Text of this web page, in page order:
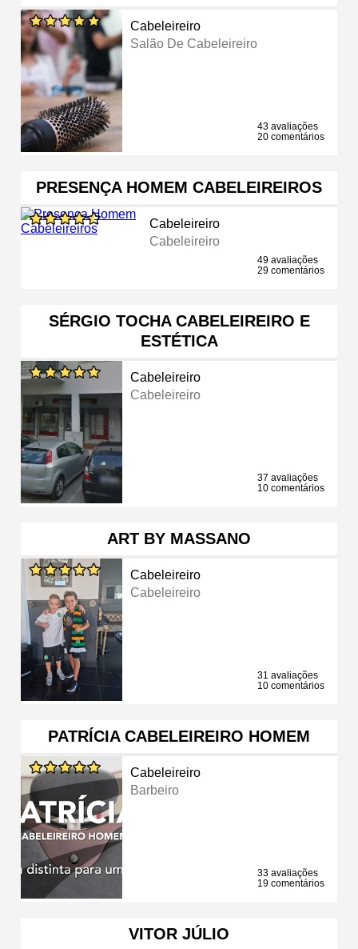
Cabeleireiro
Salão De Cabeleireiro
43 avaliações
20 comentários
PRESENÇA HOMEM CABELEIREIROS
Cabeleireiro
Cabeleireiro
49 avaliações
29 comentários
SÉRGIO TOCHA CABELEIREIRO E
ESTÉTICA
Cabeleireiro
Cabeleireiro
37 avaliações
10 comentários
ART BY MASSANO
Cabeleireiro
Cabeleireiro
31 avaliações
10 comentários
PATRÍCIA CABELEIREIRO HOMEM
Cabeleireiro
Barbeiro
33 avaliações
19 comentários
VITOR JÚLIO